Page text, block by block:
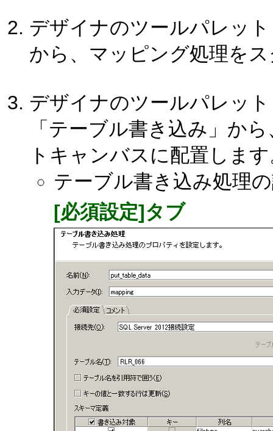
デザイナのツールパレッ
から、マッピング処理を
デザイナのツールパレッ
「テーブル書き込み」か
トキャンバスに配置しま
テーブル書き込み処理
[必須設定]タブ